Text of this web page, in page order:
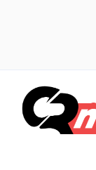
contenuto